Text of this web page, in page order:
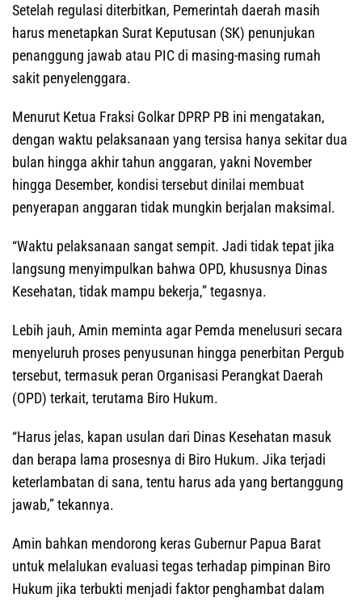
Setelah regulasi diterbitkan, Pemerintah daerah masih
harus menetapkan Surat Keputusan (SK) penunjukan
penanggung jawab atau PIC di masing-masing rumah
sakit penyelenggara.
Menurut Ketua Fraksi Golkar DPRP PB ini mengatakan,
dengan waktu pelaksanaan yang tersisa hanya sekitar dua
bulan hingga akhir tahun anggaran, yakni November
hingga Desember, kondisi tersebut dinilai membuat
penyerapan anggaran tidak mungkin berjalan maksimal.
“Waktu pelaksanaan sangat sempit. Jadi tidak tepat jika
langsung menyimpulkan bahwa OPD, khususnya Dinas
Kesehatan, tidak mampu bekerja,” tegasnya.
Lebih jauh, Amin meminta agar Pemda menelusuri secara
menyeluruh proses penyusunan hingga penerbitan Pergub
tersebut, termasuk peran Organisasi Perangkat Daerah
(OPD) terkait, terutama Biro Hukum.
“Harus jelas, kapan usulan dari Dinas Kesehatan masuk
dan berapa lama prosesnya di Biro Hukum. Jika terjadi
keterlambatan di sana, tentu harus ada yang bertanggung
jawab,” tekannya.
Amin bahkan mendorong keras Gubernur Papua Barat
untuk melalukan evaluasi tegas terhadap pimpinan Biro
Hukum jika terbukti menjadi faktor penghambat dalam